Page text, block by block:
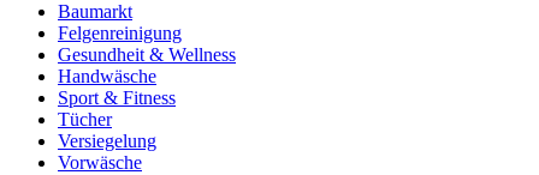
Baumarkt
Felgenreinigung
Gesundheit & Wellness
Handwäsche
Sport & Fitness
Tücher
Versiegelung
Vorwäsche